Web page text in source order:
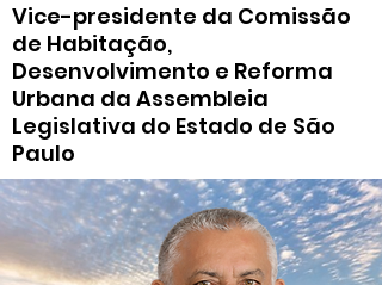
Vice-presidente da Comissão
de Habitação,
Desenvolvimento e Reforma
Urbana da Assembleia
Legislativa do Estado de São
Paulo